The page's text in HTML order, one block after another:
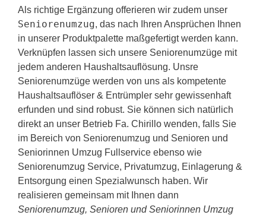
Als richtige Ergänzung offerieren wir zudem unser
Seniorenumzug, das nach Ihren Ansprüchen Ihnen
in unserer Produktpalette maßgefertigt werden kann.
Verknüpfen lassen sich unsere Seniorenumzüge mit
jedem anderen Haushaltsauflösung. Unsre
Seniorenumzüge werden von uns als kompetente
Haushaltsauflöser & Entrümpler sehr gewissenhaft
erfunden und sind robust. Sie können sich natürlich
direkt an unser Betrieb Fa. Chirillo wenden, falls Sie
im Bereich von Seniorenumzug und Senioren und
Seniorinnen Umzug Fullservice ebenso wie
Seniorenumzug Service, Privatumzug, Einlagerung &
Entsorgung einen Spezialwunsch haben. Wir
realisieren gemeinsam mit Ihnen dann
Seniorenumzug, Senioren und Seniorinnen Umzug